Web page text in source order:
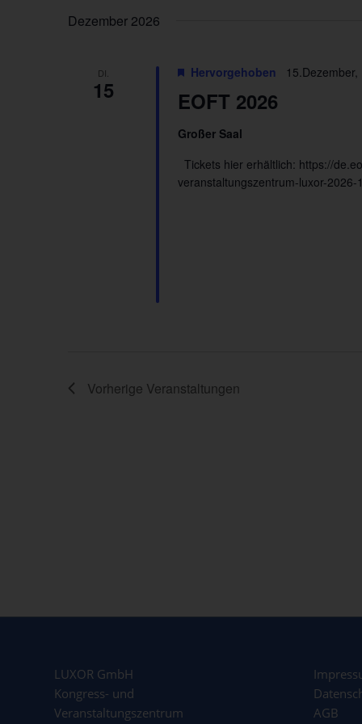
Dezember 2026
DI.
15 EOFT 2026
Hervorgehoben 15.Dezember,
Großer Saal
Tickets hier erhältlich: https://
veranstaltungszentrum-luxor-2026-
Vorherige Veranstaltungen
LUXOR GmbH
Kongress- und
Veranstaltungszentrum
AGB